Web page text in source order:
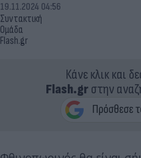
Συντακτική
Ομάδα
Flash.gr
19.11.2024 04:56
Κάνε κλικ και
Flash.grστην